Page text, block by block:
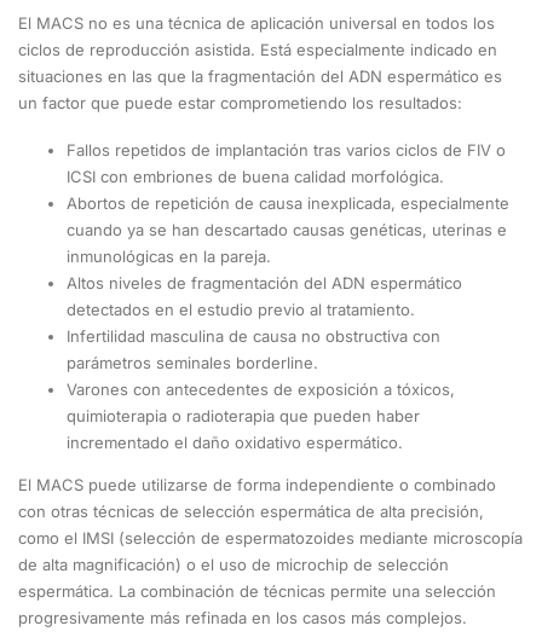
El MACS no es una técnica de aplicación universal en todos los
ciclos de reproducción asistida. Está especialmente indicado en
situaciones en las que la fragmentación del ADN espermático es
un factor que puede estar comprometiendo los resultados:
Fallos repetidos de implantación tras varios ciclos de FIV o
ICSI con embriones de buena calidad morfológica.
Abortos de repetición de causa inexplicada, especialmente
cuando ya se han descartado causas genéticas, uterinas e
inmunológicas en la pareja.
Altos niveles de fragmentación del ADN espermático
detectados en el estudio previo al tratamiento.
Infertilidad masculina de causa no obstructiva con
parámetros seminales borderline.
Varones con antecedentes de exposición a tóxicos,
quimioterapia o radioterapia que pueden haber
incrementado el daño oxidativo espermático.
El MACS puede utilizarse de forma independiente o combinado
con otras técnicas de selección espermática de alta precisión,
como el IMSI (selección de espermatozoides mediante microscopía
de alta magnificación) o el uso de microchip de selección
espermática. La combinación de técnicas permite una selección
progresivamente más refinada en los casos más complejos.